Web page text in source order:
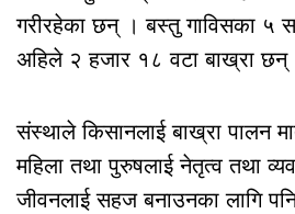
गरीरहेका छन् । बस्तु गाविसका ५
अहिले २ हजार १८ वटा बाख्रा छन्
संस्थाले किसानलाई बाख्रा पालन
महिला तथा पुरुषलाई नेतृत्व तथा
जीवनलाई सहज बनाउनका लागि